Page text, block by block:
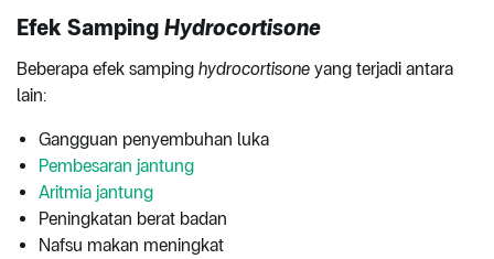
Efek Samping Hydrocortisone
Beberapa efek samping hydrocortisone yang terjadi antara
lain:
Gangguan penyembuhan luka
Pembesaran jantung
Aritmia jantung
Peningkatan berat badan
Nafsu makan meningkat